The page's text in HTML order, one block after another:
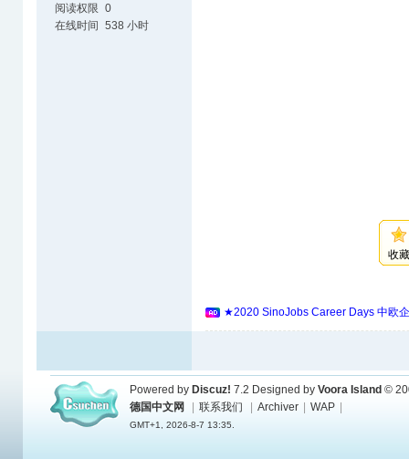
阅读权限 0
在线时间 538 小时
收
★2020 SinoJobs Career Days 中欧
Powered by Discuz! 7.2 Designed by Voora Island ©
德国中文网
联系我们 Archiver WAP
GMT+1, 2026-8-7 13:35.